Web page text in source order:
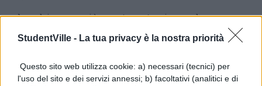
StudentVille - La tua privacy è la nostra priorità
Questo sito web utilizza cookie: a) necessari (tecnici) per
l'uso del sito e dei servizi annessi; b) facoltativi (analitici e di
La chiusura più contenuta riguarda
Lombardia, Campania, Liguria e Molise
16 e il 17 febbraio, lunedì e martedì.La